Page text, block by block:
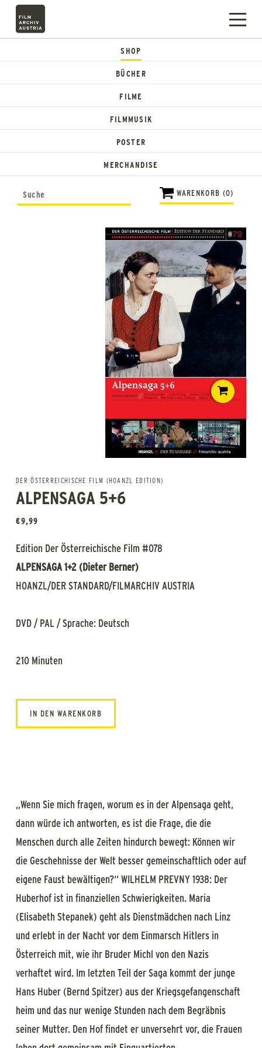
SHOP
BÜCHER
FILME
FILMMUSIK
POSTER
MERCHANDISE
WARENKORB (0)
DER ÖSTERREICHISCHE FILM (HOANZL EDITION)
ALPENSAGA 5+6
€9,99
Edition Der Österreichische Film #078
ALPENSAGA 1+2 (Dieter Berner)
HOANZL/DER STANDARD/FILMARCHIV AUSTRIA
DVD / PAL / Sprache: Deutsch
210 Minuten
IN DEN WARENKORB
„Wenn Sie mich fragen, worum es in der Alpensaga geht,
dann würde ich antworten, es ist die Frage, die die
Menschen durch alle Zeiten hindurch bewegt: Können wir
die Geschehnisse der Welt besser gemeinschaftlich oder auf
eigene Faust bewältigen?“ WILHELM PREVNY 1938: Der
Huberhof ist in finanziellen Schwierigkeiten. Maria
(Elisabeth Stepanek) geht als Dienstmädchen nach Linz
und erlebt in der Nacht vor dem Einmarsch Hitlers in
Österreich mit, wie ihr Bruder Michl von den Nazis
verhaftet wird. Im letzten Teil der Saga kommt der junge
Hans Huber (Bernd Spitzer) aus der Kriegsgefangenschaft
heim und das nur wenige Stunden nach dem Begräbnis
seiner Mutter. Den Hof findet er unversehrt vor, die Frauen